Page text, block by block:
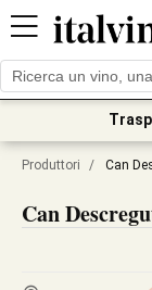
Produttori / Can
Can